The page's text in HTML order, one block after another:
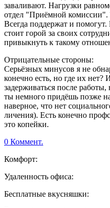
заваливают. Нагрузки
отдел "Приёмной комиссии".
Всегда поддержат и
стоит горой за своих
привыкнуть к такому
Отрицательные стороны:
Серьёзных минусов я не
конечно есть, но где их нет?
задерживаться после
ты немного придёшь позже
наверное, что нет
личения). Есть конечно
это копейки.
0 Коммент.
Комфорт:
Удаленность офиса:
Бесплатные вкусняшки: